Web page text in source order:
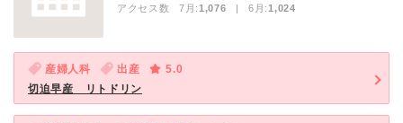
アクセス数 7月:1,076 | 6月:1,024
産婦人科 出産
5.0
切迫早産 リトドリン